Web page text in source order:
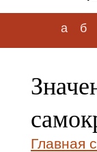
а б
Главная